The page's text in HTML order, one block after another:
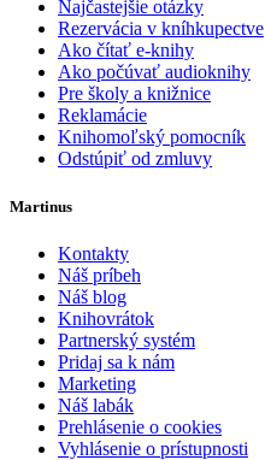
Najčastejšie otázky
Rezervácia v kníhkupectve
Ako čítať e-knihy
Ako počúvať audioknihy
Pre školy a knižnice
Reklamácie
Knihomoľský pomocník
Odstúpiť od zmluvy
Martinus
Kontakty
Náš príbeh
Náš blog
Knihovrátok
Partnerský systém
Pridaj sa k nám
Marketing
Náš labák
Prehlásenie o cookies
Vyhlásenie o prístupnosti